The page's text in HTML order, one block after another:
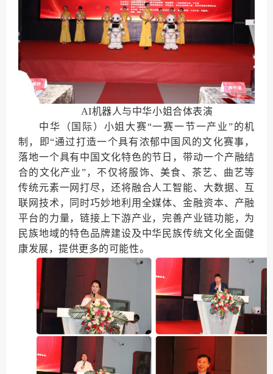
AI机器人与中华小姐合体表演
中华（国际）小姐大赛“一赛一节一产业”的机
制，即“通过打造一个具有浓郁中国风的文化赛事，
落地一个具有中国文化特色的节日，带动一个产融结
合的文化产业”，不仅将服饰、美食、茶艺、曲艺等
传统元素一网打尽，还将融合人工智能、大数据、互
联网技术，同时巧妙地利用全媒体、金融资本、产融
平台的力量，链接上下游产业，完善产业链功能，为
民族地域的特色品牌建设及中华民族传统文化全面健
康发展，提供更多的可能性。